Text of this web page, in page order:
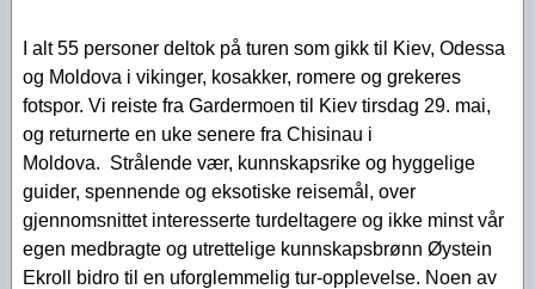
I alt 55 personer deltok på turen som gikk til Kiev, Odessa
og Moldova i vikinger, kosakker, romere og grekeres
fotspor. Vi reiste fra Gardermoen til Kiev tirsdag 29. mai,
og returnerte en uke senere fra Chisinau i
Moldova. Strålende vær, kunnskapsrike og hyggelige
guider, spennende og eksotiske reisemål, over
gjennomsnittet interesserte turdeltagere og ikke minst vår
egen medbragte og utrettelige kunnskapsbrønn Øystein
Ekroll bidro til en uforglemmelig tur-opplevelse. Noen av